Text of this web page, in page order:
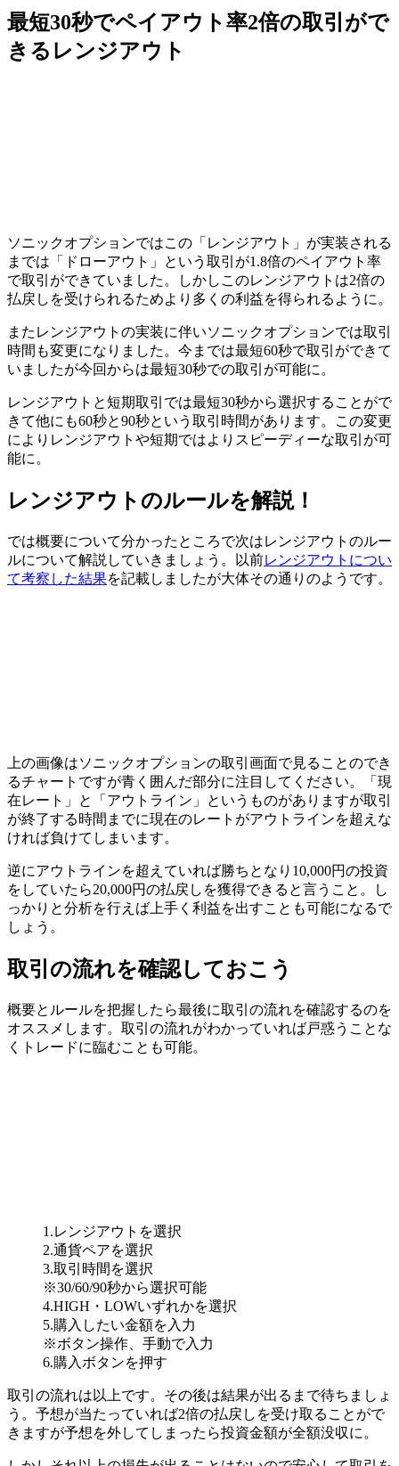
最短30秒でペイアウト率2倍の取引がで
きるレンジアウト
ソニックオプションではこの「レンジアウト」が実装される
までは「ドローアウト」という取引が1.8倍のペイアウト率
で取引ができていました。しかしこのレンジアウトは2倍の
払戻しを受けられるためより多くの利益を得られるように。
またレンジアウトの実装に伴いソニックオプションでは取引
時間も変更になりました。今までは最短60秒で取引ができて
いましたが今回からは最短30秒での取引が可能に。
レンジアウトと短期取引では最短30秒から選択することがで
きて他にも60秒と90秒という取引時間があります。
この変更
によりレンジアウトや短期ではよりスピーディーな取引が可
能に。
レンジアウトのルールを解説！
では概要について分かったところで次はレンジアウトのルー
ルについて解説していきましょう。以前レンジアウトについ
て考察した結果を記載しましたが大体その通りのようです。
上の画像はソニックオプションの取引画面で見ることのでき
るチャートですが青く囲んだ部分に注目してください。「現
在レート」と「アウトライン」というものがありますが取引
が終了する時間までに現在のレートがアウトラインを超えな
ければ負けてしまいます。
逆にアウトラインを超えていれば勝ちとなり10,000円の投資
をしていたら20,000円の払戻しを獲得できると言うこと。
し
っかりと分析を行えば上手く利益を出すことも可能になるで
しょう。
取引の流れを確認しておこう
概要とルールを把握したら最後に取引の流れを確認するのを
オススメします。取引の流れがわかっていれば戸惑うことな
くトレードに臨むことも可能。
1.レンジアウトを選択
2.通貨ペアを選択
3.取引時間を選択
※30/60/90秒から選択可能
4.HIGH・LOWいずれかを選択
5.購入したい金額を入力
※ボタン操作、手動で入力
6.購入ボタンを押す
取引の流れは以上です。その後は結果が出るまで待ちましょ
う。予想が当たっていれば2倍の払戻しを受け取ることがで
きますが予想を外してしまったら投資金額が全額没収に。